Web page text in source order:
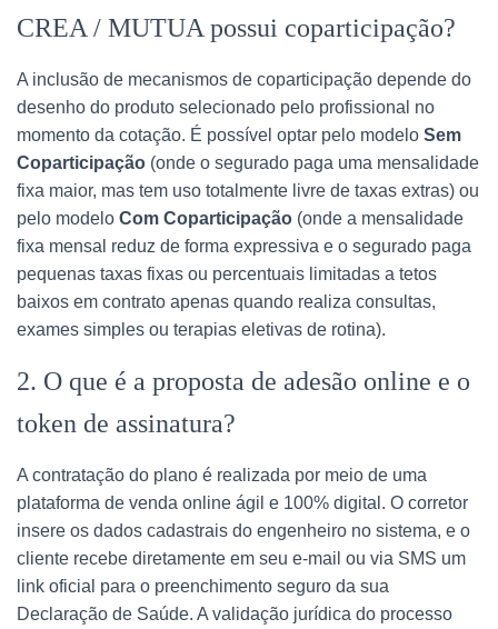
CREA / MUTUA possui coparticipação?
A inclusão de mecanismos de coparticipação depende do
desenho do produto selecionado pelo profissional no
momento da cotação. É possível optar pelo modelo Sem
Coparticipação (onde o segurado paga uma mensalidade
fixa maior, mas tem uso totalmente livre de taxas extras) ou
pelo modelo Com Coparticipação (onde a mensalidade
fixa mensal reduz de forma expressiva e o segurado paga
pequenas taxas fixas ou percentuais limitadas a tetos
baixos em contrato apenas quando realiza consultas,
exames simples ou terapias eletivas de rotina).
2. O que é a proposta de adesão online e o
token de assinatura?
A contratação do plano é realizada por meio de uma
plataforma de venda online ágil e 100% digital. O corretor
insere os dados cadastrais do engenheiro no sistema, e o
cliente recebe diretamente em seu e-mail ou via SMS um
link oficial para o preenchimento seguro da sua
Declaração de Saúde. A validação jurídica do processo